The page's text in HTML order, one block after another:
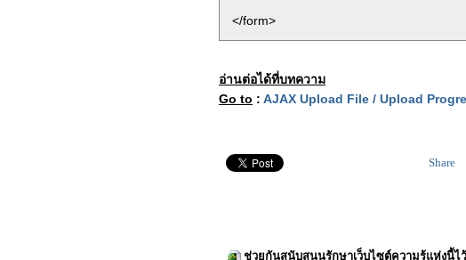
</form>
อ่านต่อได้ที่บทความ
Go to : AJAX Upload File / Upload
Share
ช่วยกันสนับสนุนรักษาเว็บไซต์ความรู้แห่งนี้ไ